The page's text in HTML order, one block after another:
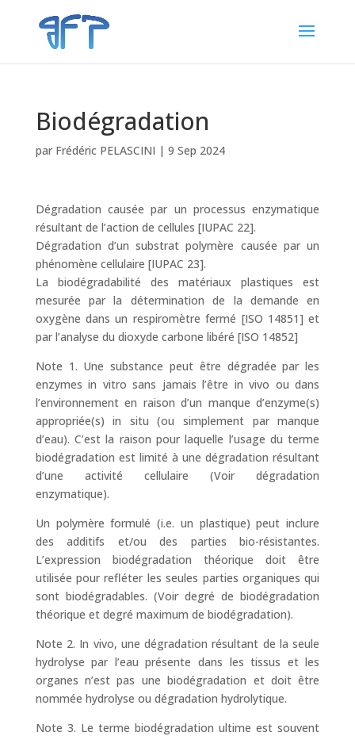
Biodégradation
par Frédéric PELASCINI | 9 Sep 2024
Dégradation causée par un processus enzymatique
résultant de l’action de cellules [IUPAC 22].
Dégradation d’un substrat polymère causée par un
phénomène cellulaire [IUPAC 23].
La biodégradabilité des matériaux plastiques est
mesurée par la détermination de la demande en
oxygène dans un respiromètre fermé [ISO 14851] et
par l’analyse du dioxyde carbone libéré [ISO 14852]
Note 1. Une substance peut être dégradée par les
enzymes in vitro sans jamais l’être in vivo ou dans
l’environnement en raison d’un manque d’enzyme(s)
appropriée(s) in situ (ou simplement par manque
d’eau). C’est la raison pour laquelle l’usage du terme
biodégradation est limité à une dégradation résultant
d’une activité cellulaire (Voir dégradation
enzymatique).
Un polymère formulé (i.e. un plastique) peut inclure
des additifs et/ou des parties bio-résistantes.
L’expression biodégradation théorique doit être
utilisée pour refléter les seules parties organiques qui
sont biodégradables. (Voir degré de biodégradation
théorique et degré maximum de biodégradation).
Note 2. In vivo, une dégradation résultant de la seule
hydrolyse par l’eau présente dans les tissus et les
organes n’est pas une biodégradation et doit être
nommée hydrolyse ou dégradation hydrolytique.
Note 3. Le terme biodégradation ultime est souvent